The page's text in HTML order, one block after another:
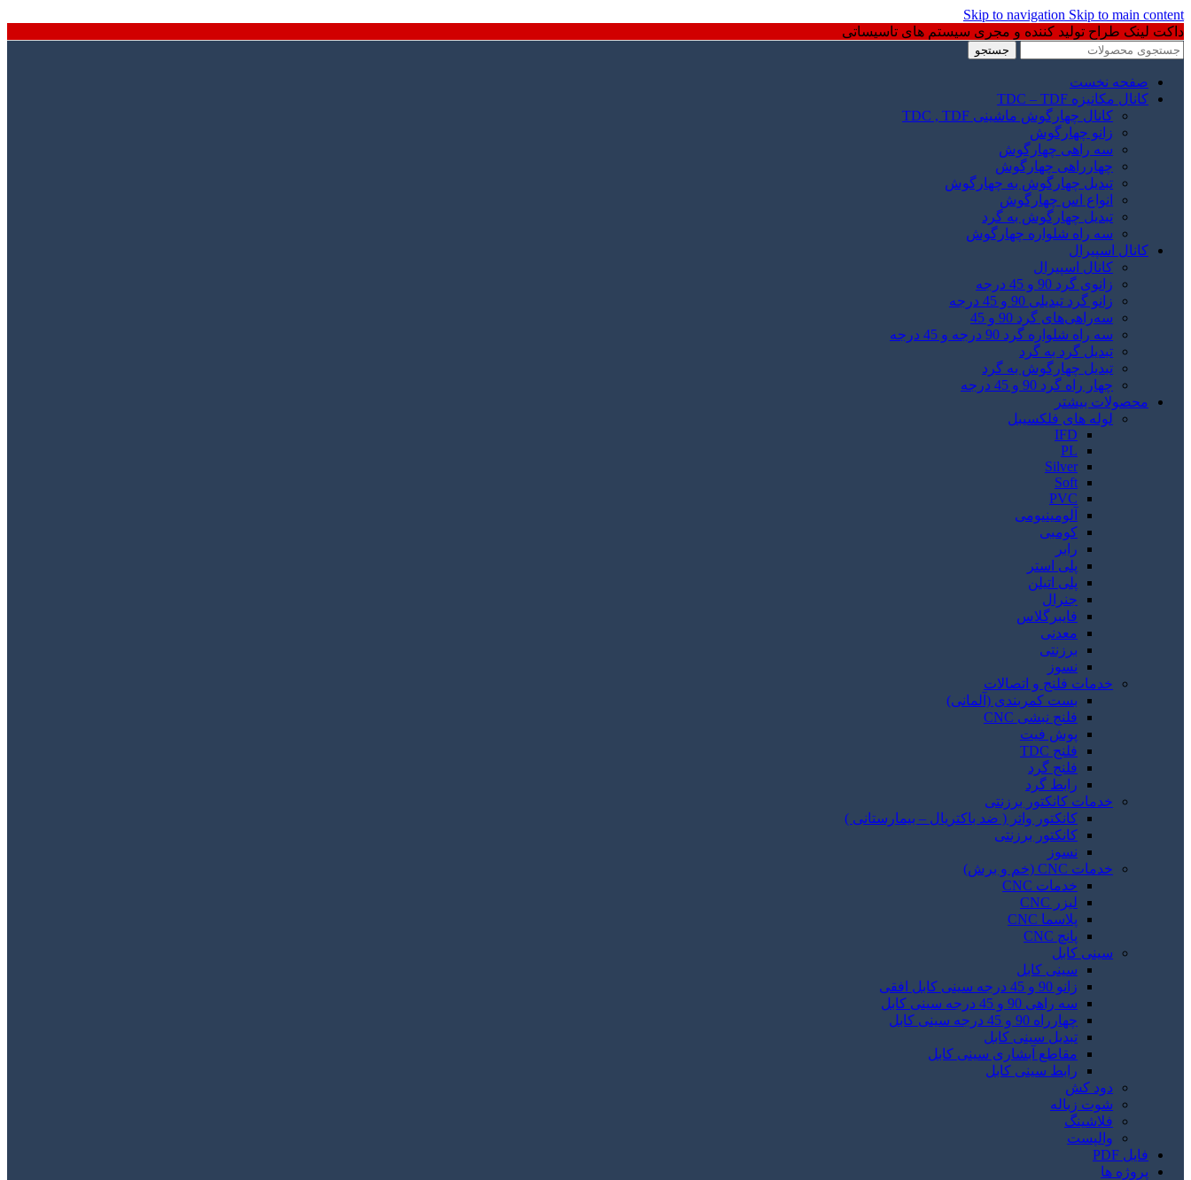
Skip to navigation Skip to main content
داکت لینک طراح تولید کننده و مجری سیستم های تاسیساتی
جستجو
صفحه نخست
کانال مکانیزه TDC – TDF
کانال چهارگوش ماشینی TDC , TDF
زانو چهارگوش
سه راهی چهارگوش
چهارراهی چهارگوش
تبدیل چهارگوش به چهارگوش
انواع اس چهارگوش
تبدیل چهارگوش به گرد
سه راه شلواره چهارگوش
کانال اسپیرال
کانال اسپیرال
زانوی گرد 90 و 45 درجه
زانو گرد تبدیلی 90 و 45 درجه
سه‌راهی‌های گرد 90 و 45
سه راه شلواره گرد 90 درجه و 45 درجه
تبدیل گرد به گرد
تبدیل چهارگوش به گرد
چهار راه گرد 90 و 45 درجه
محصولات بیشتر
لوله های فلکسیبل
IFD
PL
Silver
Soft
PVC
آلومینیومی
کومبی
رابر
پلی استر
پلی اتیلن
جنرال
فایبرگلاس
معدنی
برزنتی
نسوز
خدمات فلنج و اتصالات
بست کمربندی (آلمانی)
فلنج نبشی CNC
پوش فیت
فلنج TDC
فلنج گرد
رابط گرد
خدمات کانکتور برزنتی
کانکتور واتر ( ضد باکتریال – بیمارستانی )
کانکتور برزنتی
نسوز
خدمات CNC (خم و برش)
خدمات CNC
لیزر CNC
پلاسما CNC
پانچ CNC
سینی کابل
سینی کابل
زانو 90 و 45 درجه سینی کابل افقی
سه راهی 90 و 45 درجه سینی کابل
چهارراه 90 و 45 درجه سینی کابل
تبدیل سینی کابل
مقاطع آبشاری سینی کابل
رابط سینی کابل
دود کش
شوت زباله
فلاشینگ
والپست
فایل PDF
پروژه ها